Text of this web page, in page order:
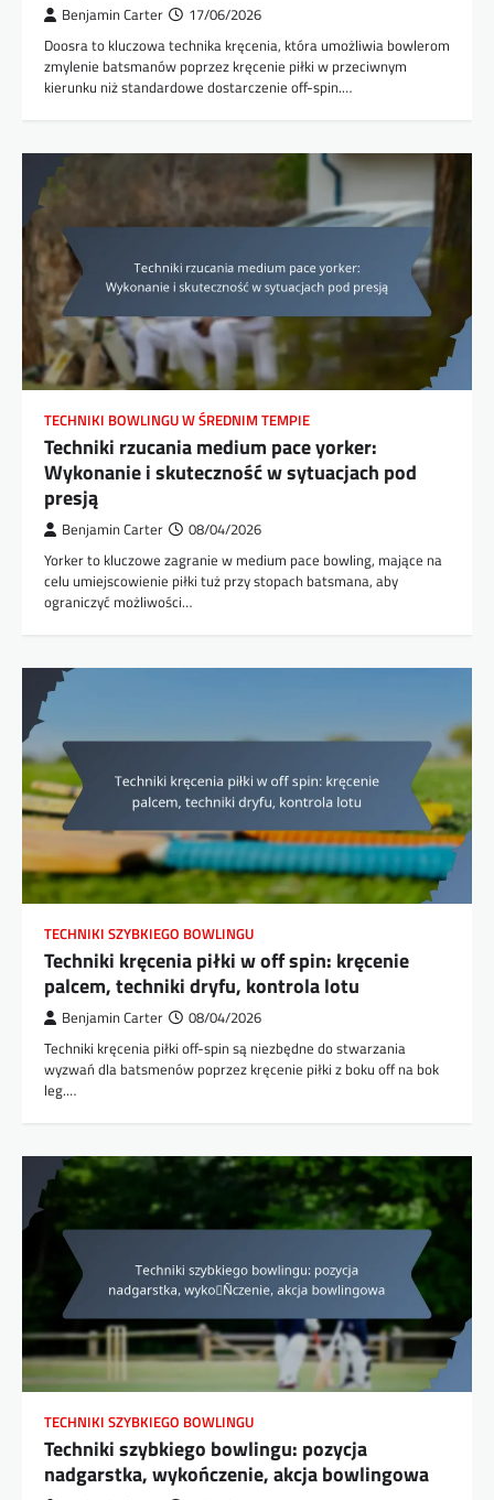
Benjamin Carter 17/06/2026
Doosra to kluczowa technika kręcenia, która umożliwia bowlerom
zmylenie batsmanów poprzez kręcenie piłki w przeciwnym
kierunku niż standardowe dostarczenie off-spin.…
TECHNIKI BOWLINGU W ŚREDNIM TEMPIE
Techniki rzucania medium pace yorker:
Wykonanie i skuteczność w sytuacjach pod
presją
Benjamin Carter 08/04/2026
Yorker to kluczowe zagranie w medium pace bowling, mające na
celu umiejscowienie piłki tuż przy stopach batsmana, aby
ograniczyć możliwości…
TECHNIKI SZYBKIEGO BOWLINGU
Techniki kręcenia piłki w off spin: kręcenie
palcem, techniki dryfu, kontrola lotu
Benjamin Carter 08/04/2026
Techniki kręcenia piłki off-spin są niezbędne do stwarzania
wyzwań dla batsmenów poprzez kręcenie piłki z boku off na bok
leg.…
TECHNIKI SZYBKIEGO BOWLINGU
Techniki szybkiego bowlingu: pozycja
nadgarstka, wykończenie, akcja bowlingowa